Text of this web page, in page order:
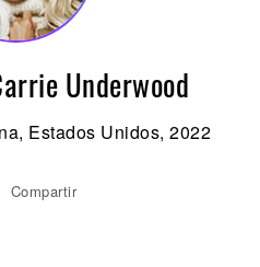
Underwood
Estados Unidos, 2022
Compartir